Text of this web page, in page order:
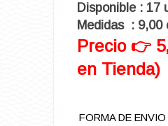
Disponible : 17
Medidas : 9,00
Precio 👉
en Tienda)
FORMA DE ENVIO